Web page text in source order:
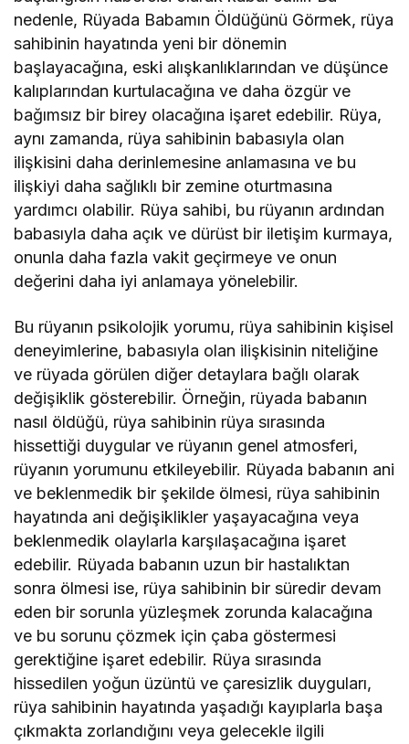
nedenle, Rüyada Babamın Öldüğünü Görmek, rüya
sahibinin hayatında yeni bir dönemin
başlayacağına, eski alışkanlıklarından ve düşünce
kalıplarından kurtulacağına ve daha özgür ve
bağımsız bir birey olacağına işaret edebilir. Rüya,
aynı zamanda, rüya sahibinin babasıyla olan
ilişkisini daha derinlemesine anlamasına ve bu
ilişkiyi daha sağlıklı bir zemine oturtmasına
yardımcı olabilir. Rüya sahibi, bu rüyanın ardından
babasıyla daha açık ve dürüst bir iletişim kurmaya,
onunla daha fazla vakit geçirmeye ve onun
değerini daha iyi anlamaya yönelebilir.
Bu rüyanın psikolojik yorumu, rüya sahibinin kişisel
deneyimlerine, babasıyla olan ilişkisinin niteliğine
ve rüyada görülen diğer detaylara bağlı olarak
değişiklik gösterebilir. Örneğin, rüyada babanın
nasıl öldüğü, rüya sahibinin rüya sırasında
hissettiği duygular ve rüyanın genel atmosferi,
rüyanın yorumunu etkileyebilir. Rüyada babanın ani
ve beklenmedik bir şekilde ölmesi, rüya sahibinin
hayatında ani değişiklikler yaşayacağına veya
beklenmedik olaylarla karşılaşacağına işaret
edebilir. Rüyada babanın uzun bir hastalıktan
sonra ölmesi ise, rüya sahibinin bir süredir devam
eden bir sorunla yüzleşmek zorunda kalacağına
ve bu sorunu çözmek için çaba göstermesi
gerektiğine işaret edebilir. Rüya sırasında
hissedilen yoğun üzüntü ve çaresizlik duyguları,
rüya sahibinin hayatında yaşadığı kayıplarla başa
çıkmakta zorlandığını veya gelecekle ilgili